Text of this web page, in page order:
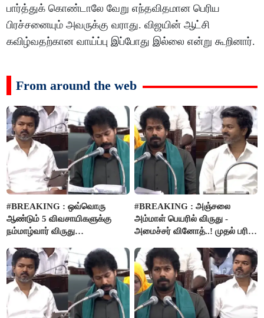
பார்த்துக் கொண்டாலே வேறு எந்தவிதமான பெரிய
பிரச்சனையும் அவருக்கு வராது. விஜயின் ஆட்சி
கவிழ்வதற்கான வாய்ப்பு இப்போது இல்லை என்று கூறினார்.
From around the web
#BREAKING : ஒவ்வொரு
ஆண்டும் 5 விவசாயிகளுக்கு
நம்மாழ்வார் விருது
#BREAKING : அஞ்சலை
அம்மாள் பெயரில் விருது -
அமைச்சர் வினோத்..! முதல் பரிசு